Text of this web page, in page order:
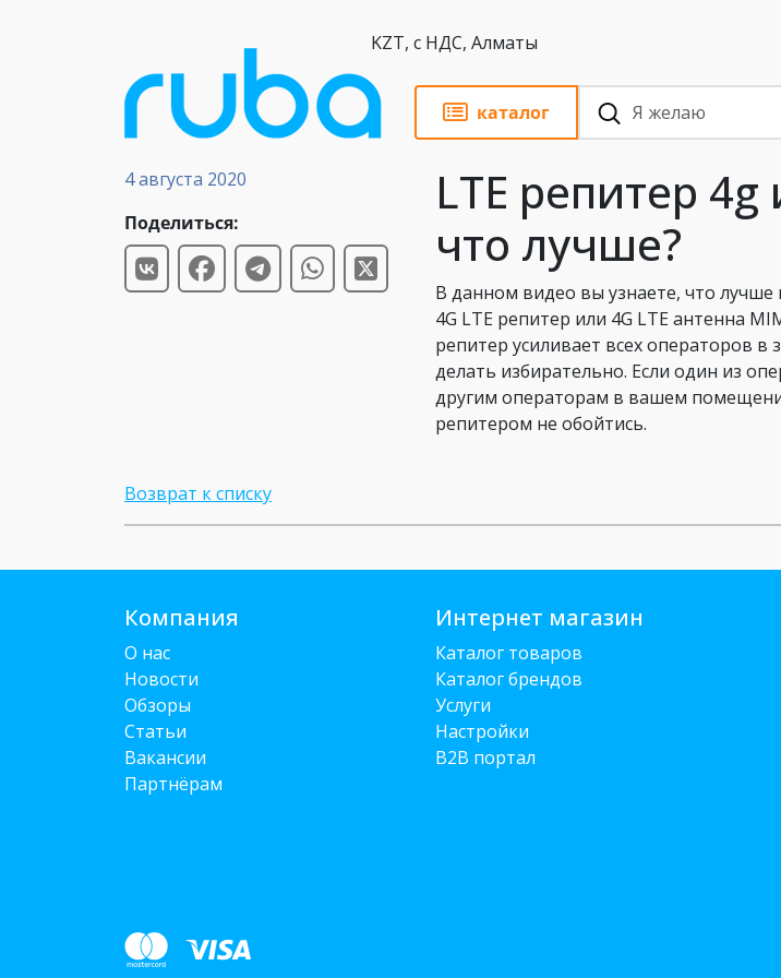
KZT, с НДС, Алматы
каталог
Обзоры
4 августа 2020
Поделиться:
LTE репитер
что лучше?
В данном видео вы узнаете, что
4G LTE репитер или 4G LTE антенна
репитер усиливает всех операторов
делать избирательно. Если один из
другим операторам в вашем
репитером не обойтись.
Возврат к списку
Компания
О нас
Новости
Обзоры
Статьи
Вакансии
Партнёрам
Интернет магазин
Каталог товаров
Каталог брендов
Услуги
Настройки
B2B портал